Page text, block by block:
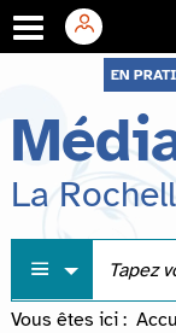
menu
contenu
recherche
EN
La
Vous êtes ici :